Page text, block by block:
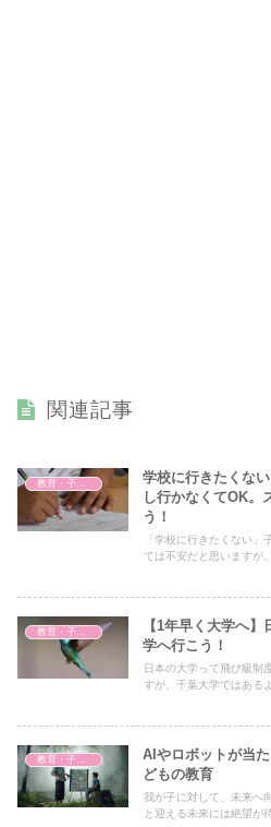
関連記事
学校に行きたくな
し行かなくてOK。
う！
「学校に行きたくない」
ては不安だと思いますが
【1年早く大学へ
学へ行こう！
日本の大学って飛び級制
すが、千葉大学ではある
教育・子育て
AIやロボットが当
どもの教育
我が子に対して、未来へ
と迎える未来には絶望が